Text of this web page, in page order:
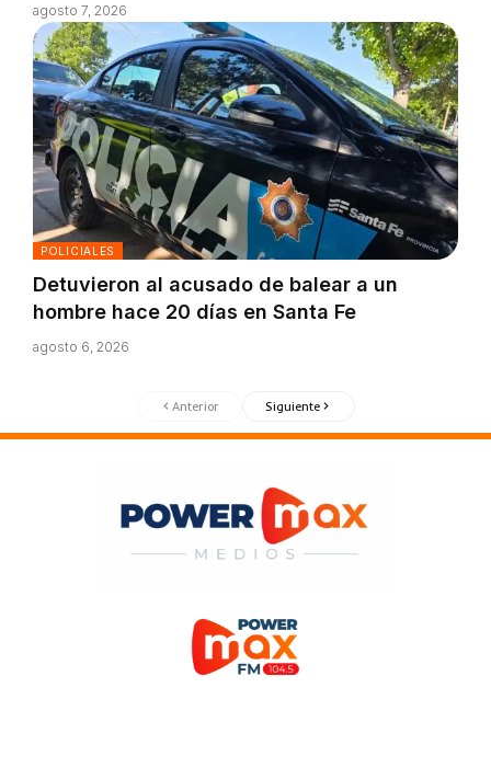
agosto 7, 2026
POLICIALES
Detuvieron al acusado de balear a un
hombre hace 20 días en Santa Fe
agosto 6, 2026
Anterior Siguiente